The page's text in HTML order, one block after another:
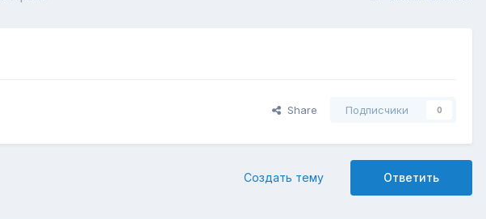
Share Подписчики 0
Ответить
Создать тему